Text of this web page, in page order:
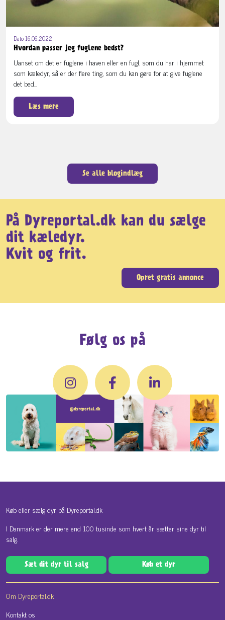
Dato 16.06.2022
Hvordan passer jeg fuglene bedst?
Uanset om det er fuglene i haven eller en fugl, som du har i hjemmet
som kæledyr, så er der flere ting, som du kan gøre for at give fuglene
det bed...
Læs mere
Se alle blogindlæg
På Dyreportal.dk kan du sælge
dit kæledyr.
Kvit og frit.
Opret gratis annonce
Følg os på
Køb eller sælg dyr på Dyreportal.dk
I Danmark er der mere end 100 tusinde som hvert år sætter sine dyr til
salg.
Sæt dit dyr til salg Køb et dyr
Om Dyreportal.dk
Kontakt os